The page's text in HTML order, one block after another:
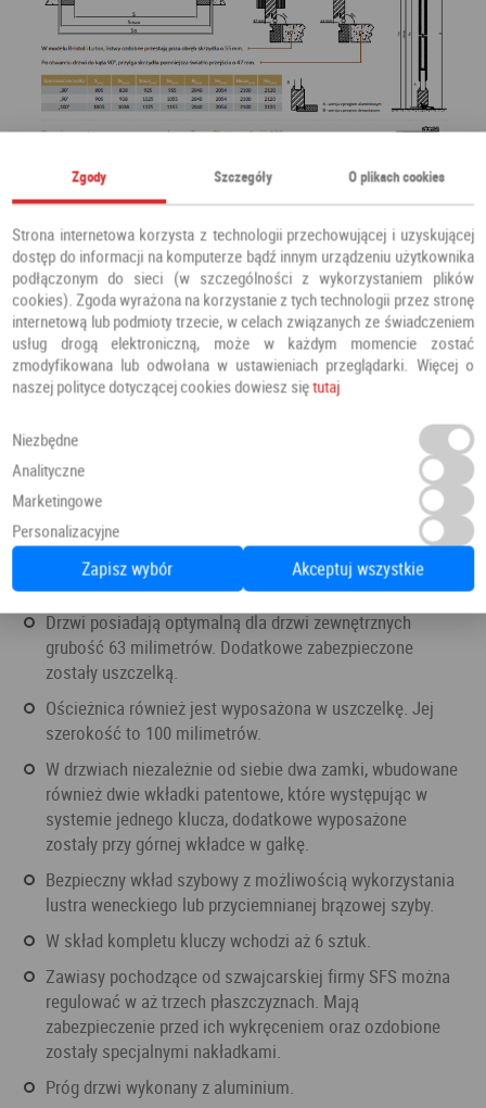
Drzwi posiadają optymalną dla drzwi zewnętrznych
grubość 63 milimetrów. Dodatkowe zabezpieczone
zostały uszczelką.
Ościeżnica również jest wyposażona w uszczelkę. Jej
szerokość to 100 milimetrów.
W drzwiach niezależnie od siebie dwa zamki, wbudowane
również dwie wkładki patentowe, które występując w
systemie jednego klucza, dodatkowe wyposażone
zostały przy górnej wkładce w gałkę.
Bezpieczny wkład szybowy z możliwością wykorzystania
lustra weneckiego lub przyciemnianej brązowej szyby.
W skład kompletu kluczy wchodzi aż 6 sztuk.
Zawiasy pochodzące od szwajcarskiej firmy SFS można
regulować w aż trzech płaszczyznach. Mają
zabezpieczenie przed ich wykręceniem oraz ozdobione
zostały specjalnymi nakładkami.
Próg drzwi wykonany z aluminium.
Zgody Szczegóły O plikach cookies
Strona internetowa korzysta z technologii przechowującej i uzyskującej
dostęp do informacji na komputerze bądź innym urządzeniu użytkownika
podłączonym do sieci (w szczególności z wykorzystaniem plików
cookies). Zgoda wyrażona na korzystanie z tych technologii przez stronę
internetową lub podmioty trzecie, w celach związanych ze świadczeniem
usług drogą elektroniczną, może w każdym momencie zostać
zmodyfikowana lub odwołana w ustawieniach przeglądarki. Więcej o
naszej polityce dotyczącej cookies dowiesz siętutaj
Niezbędne
Analityczne
Marketingowe
Personalizacyjne
Zapisz wybór Akceptuj wszystkie